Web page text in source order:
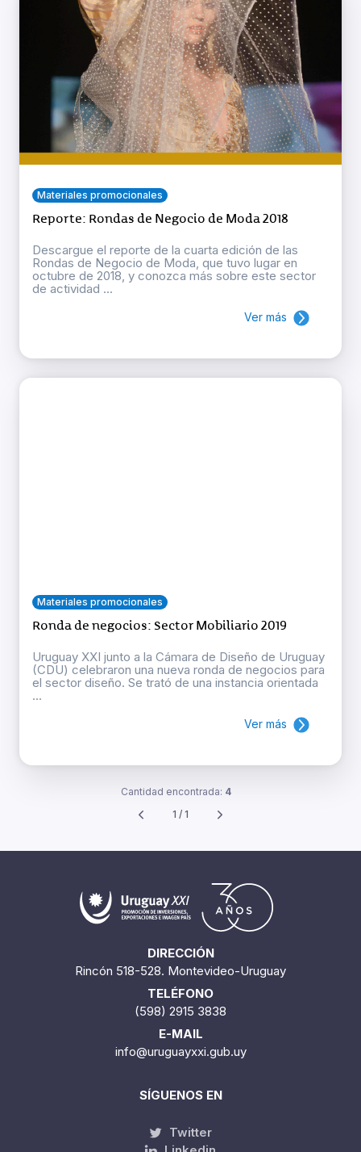
Materiales promocionales
Reporte: Rondas de Negocio de Moda 2018
Descargue el reporte de la cuarta edición de las
Rondas de Negocio de Moda, que tuvo lugar en
octubre de 2018, y conozca más sobre este sector
de actividad ...
Ver más
Materiales promocionales
Ronda de negocios: Sector Mobiliario 2019
Uruguay XXI junto a la Cámara de Diseño de Uruguay
(CDU) celebraron una nueva ronda de negocios para
el sector diseño. Se trató de una instancia orientada
...
Ver más
Cantidad encontrada: 4
1 / 1
DIRECCIÓN
Rincón 518-528. Montevideo-Uruguay
TELÉFONO
(598) 2915 3838
E-MAIL
info@uruguayxxi.gub.uy
SÍGUENOS EN
Twitter